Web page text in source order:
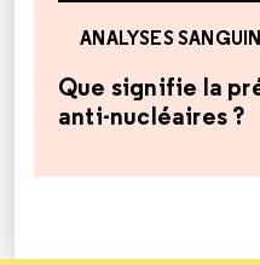
ANALYSES
Que signifie la
anti-nucléaires ?